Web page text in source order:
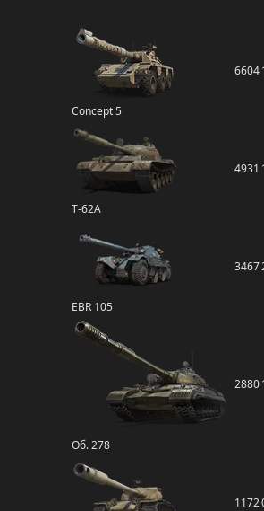
Concept 5
6604
Т-62А
4931
EBR 105
3467
Об. 278
2880
1172